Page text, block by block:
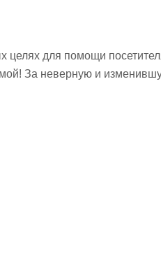
целях для помощи
За неверную и